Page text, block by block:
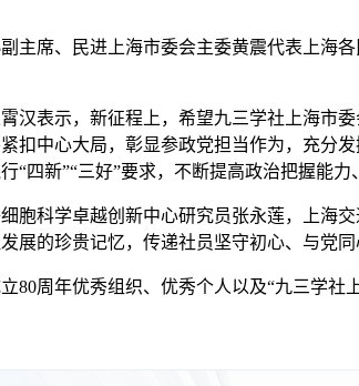
席、民进上海市委会主委黄震代表上海
表示，新征程上，希望九三学社上海市委
扣中心大局，彰显参政党担当作为，充分
“四新”“三好”要求，不断提高政治把握能
科学卓越创新中心研究员张永莲，上海
展的珍贵记忆，传递社员坚守初心、与党
周年优秀组织、优秀个人以及“九三学社